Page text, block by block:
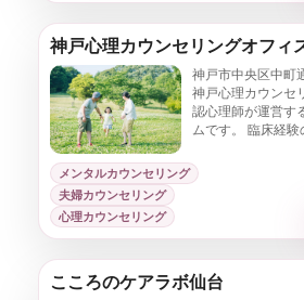
神戸心理カウンセリングオフィ
神戸市中央区中町
神戸心理カウンセ
認心理師が運営す
ムです。 臨床経
歩を踏み出すお手
メンタルカウンセリング
夫婦カウンセリング
心理カウンセリング
こころのケアラボ仙台